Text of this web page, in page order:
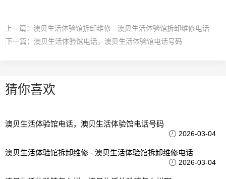
上一篇： 澳贝生活体验馆拆卸维修 - 澳贝生活体验馆拆卸维修电话
下一篇： 澳贝生活体验馆电话，澳贝生活体验馆电话号码
猜你喜欢
澳贝生活体验馆电话，澳贝生活体验馆电话号码
2026-03-04
澳贝生活体验馆拆卸维修 - 澳贝生活体验馆拆卸维修电话
2026-03-04